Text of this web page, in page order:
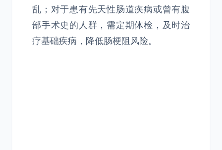
乱；对于患有先天性肠道疾病或曾有腹
部手术史的人群，需定期体检，及时治
疗基础疾病，降低肠梗阻风险。